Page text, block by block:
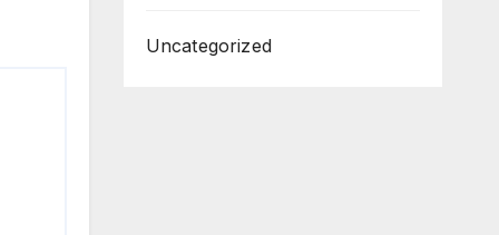
Uncategorized